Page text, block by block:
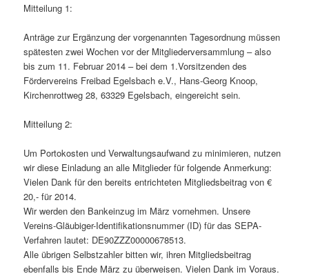
Mitteilung 1:
Anträge zur Ergänzung der vorgenannten Tagesordnung müssen
spätesten zwei Wochen vor der Mitgliederversammlung – also
bis zum 11. Februar 2014 – bei dem 1.Vorsitzenden des
Fördervereins Freibad Egelsbach e.V., Hans-Georg Knoop,
Kirchenrottweg 28, 63329 Egelsbach, eingereicht sein.
Mitteilung 2:
Um Portokosten und Verwaltungsaufwand zu minimieren, nutzen
wir diese Einladung an alle Mitglieder für folgende Anmerkung:
Vielen Dank für den bereits entrichteten Mitgliedsbeitrag von €
20,- für 2014.
Wir werden den Bankeinzug im März vornehmen. Unsere
Vereins-Gläubiger-Identifikationsnummer (ID) für das SEPA-
Verfahren lautet: DE90ZZZ00000678513.
Alle übrigen Selbstzahler bitten wir, ihren Mitgliedsbeitrag
ebenfalls bis Ende März zu überweisen. Vielen Dank im Voraus.